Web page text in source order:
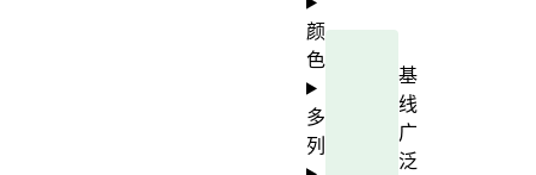
基
线
广
泛
颜
色
多
列